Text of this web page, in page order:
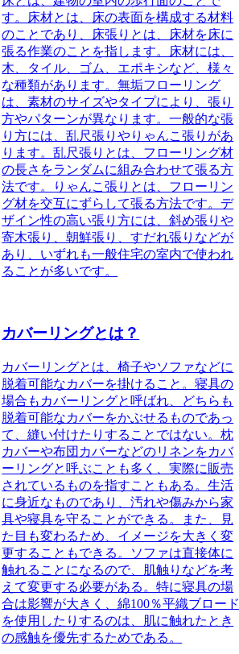
す。床材とは、床の表面を構成する材料
のことであり、床張りとは、床材を床に
張る作業のことを指します。床材には、
木、タイル、ゴム、エポキシなど、様々
な種類があります。無垢フローリング
は、素材のサイズやタイプにより、張り
方やパターンが異なります。一般的な張
り方には、乱尺張りやりゃんこ張りがあ
ります。乱尺張りとは、フローリング材
の長さをランダムに組み合わせて張る方
法です。りゃんこ張りとは、フローリン
グ材を交互にずらして張る方法です。デ
ザイン性の高い張り方には、斜め張りや
寄木張り、朝鮮張り、すだれ張りなどが
あり、いずれも一般住宅の室内で使われ
ることが多いです。
カバーリングとは？
カバーリングとは、椅子やソファなどに
脱着可能なカバーを掛けること。寝具の
場合もカバーリングと呼ばれ、どちらも
脱着可能なカバーをかぶせるものであっ
て、縫い付けたりすることではない。枕
カバーや布団カバーなどのリネンをカバ
ーリングと呼ぶことも多く、実際に販売
されているものを指すこともある。生活
に身近なものであり、汚れや傷みから家
具や寝具を守ることができる。また、見
た目も変わるため、イメージを大きく変
更することもできる。ソファは直接体に
触れることになるので、肌触りなどを考
えて変更する必要がある。特に寝具の場
合は影響が大きく、綿100％平織ブロード
を使用したりするのは、肌に触れたとき
の感触を優先するためである。